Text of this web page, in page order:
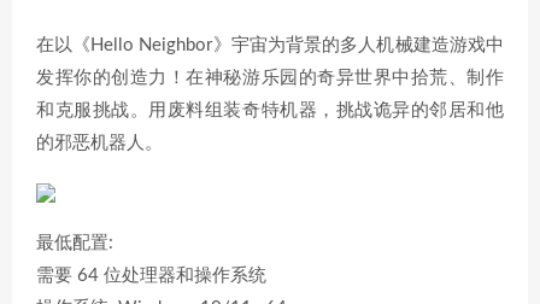
在以《Hello Neighbor》宇宙为背景的多人机械建造游戏中
发挥你的创造力！在神秘游乐园的奇异世界中拾荒、制作
和克服挑战。用废料组装奇特机器，挑战诡异的邻居和他
的邪恶机器人。
最低配置:
需要 64 位处理器和操作系统